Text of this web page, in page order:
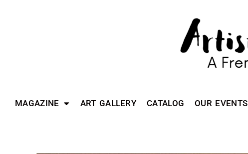
MAGAZINE ART GALLERY CATALOG OUR EVENTS